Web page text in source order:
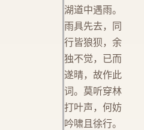
湖道中遇雨。
雨具先去，同
行皆狼狈，余
独不觉，已而
遂晴，故作此
词。莫听穿林
打叶声，何妨
吟啸且徐行。